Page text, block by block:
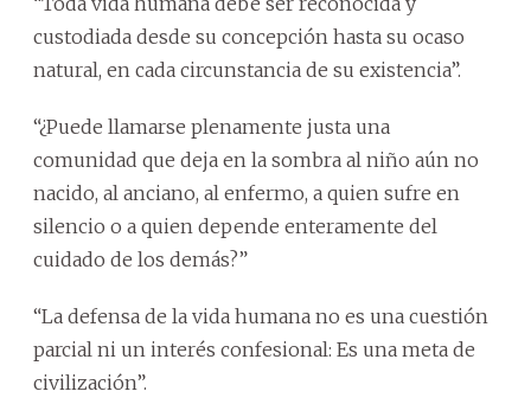
custodiada desde su concepción hasta su ocaso
natural, en cada circunstancia de su existencia”.
“¿Puede llamarse plenamente justa una
comunidad que deja en la sombra al niño aún no
nacido, al anciano, al enfermo, a quien sufre en
silencio o a quien depende enteramente del
cuidado de los demás?”
“La defensa de la vida humana no es una cuestión
parcial ni un interés confesional: Es una meta de
civilización”.